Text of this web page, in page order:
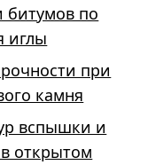
битумов по
иглы
при
камня
вспышки и
открытом